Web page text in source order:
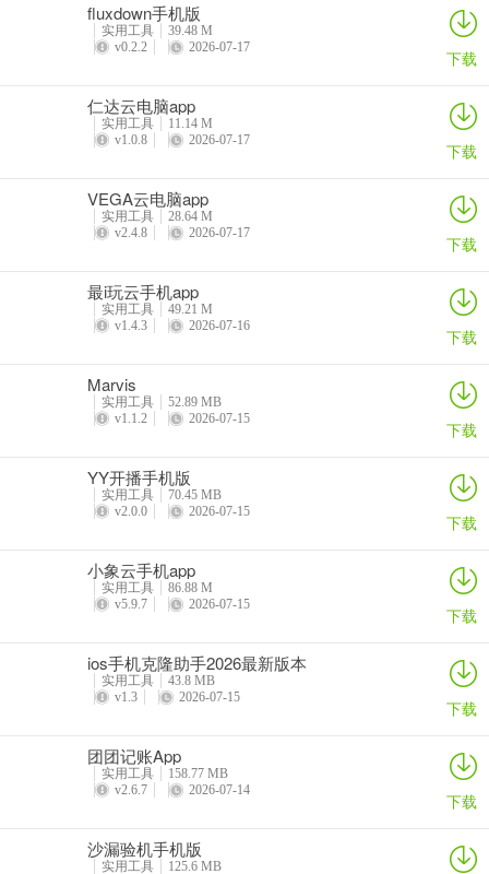
6、等待其安装完成后就会提示用户安装成功
当你尝试在 Android 14+ 的手机上安装多年前停止维护的工具或单机
游戏时，系统常以“应用与最新版 Android 不兼容”为由拒绝。该软件
2、应用版本无损“后悔药”：
某个 App 更新后变得臃肿不堪、广告变多或出现严重 Bug，但你不想
降级”开关，直接覆盖安装旧版 APK，实现数据原封不动的回滚。
开发者经常会分发标记为 testOnly 的测试包。普通安装器无法识别此
类安装包，而通过这款工具，你可以像在电脑上执行 adb install -t 一
4、解决分体式 APK 安装难题：
从第三方网站（如 APKMirror）下载的应用有时由多个 .apk 组成
装，避免了手动解压或寻找专门安装器的麻烦。
部分应用在启动时会检查自己是否是从 Google Play 或官方商店安装
的。通过“自定义安装源”功能，你可以将安装来源模拟为商店包名，
更新日志
fluxdown手机版
实用工具
39.48 M
v0.2.2
2026-07-17 下载
仁达云电脑app
实用工具
11.14 M
v1.0.8
2026-07-17 下载
VEGA云电脑app
实用工具
28.64 M
v2.4.8
2026-07-17 下载
最i玩云手机app
实用工具
49.21 M
v1.4.3
2026-07-16 下载
Marvis
实用工具
52.89 MB
v1.1.2
2026-07-15 下载
YY开播手机版
实用工具
70.45 MB
v2.0.0
2026-07-15 下载
小象云手机app
实用工具
86.88 M
v5.9.7
2026-07-15 下载
ios手机克隆助手2026最新版本
实用工具
43.8 MB
v1.3
2026-07-15 下载
团团记账App
实用工具
158.77 MB
v2.6.7
2026-07-14 下载
沙漏验机手机版
实用工具 125.6 MB